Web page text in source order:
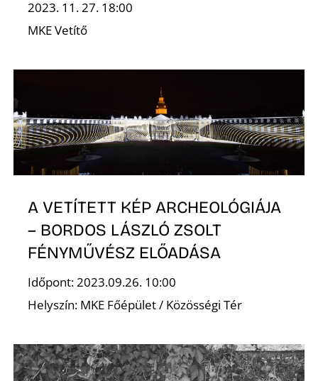
2023. 11. 27. 18:00
MKE Vetítő
A VETÍTETT KÉP ARCHEOLÓGIÁJA
– BORDOS LÁSZLÓ ZSOLT
FÉNYMŰVÉSZ ELŐADÁSA
Időpont: 2023.09.26. 10:00
Helyszín: MKE Főépület / Közösségi Tér